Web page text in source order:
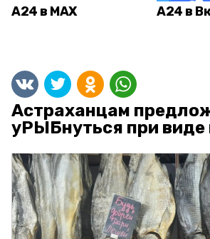
А24 в MAX А24 в
Астраханцам
уРЫБнуться при виде